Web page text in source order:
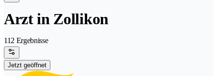
Arzt in Zollikon
112 Ergebnisse
Jetzt geöffnet